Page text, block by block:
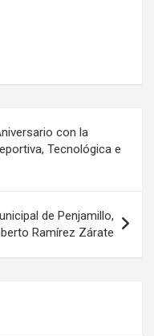
con la
Tecnológica e
de Penjamillo,
Ramírez Zárate